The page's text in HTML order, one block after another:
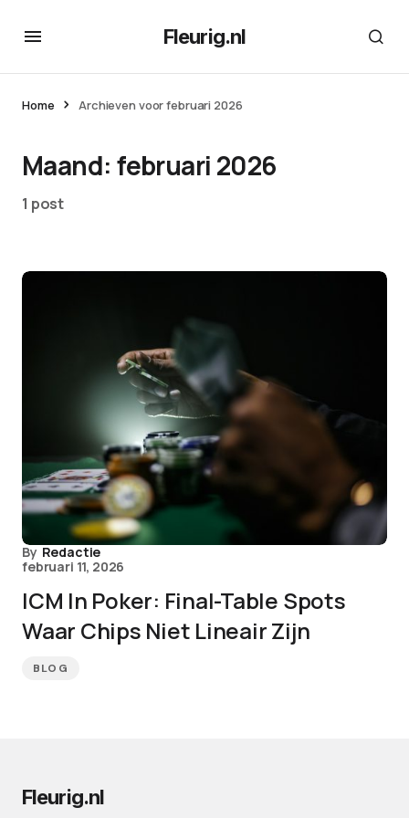
Fleurig.nl
Home Archieven voor februari 2026
Maand:februari 2026
1 post
By Redactie
februari 11, 2026
ICM In Poker: Final-Table Spots
Waar Chips Niet Lineair Zijn
BLOG
Fleurig.nl